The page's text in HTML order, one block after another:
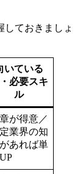
しておきましょ
いている
必要スキ
ル
が得意／
業界の知
あれば単